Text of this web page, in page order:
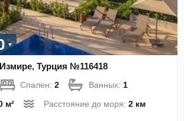
Турция №116418
Спален:2 Ванных: 1
м² Расстояние до моря:2 км